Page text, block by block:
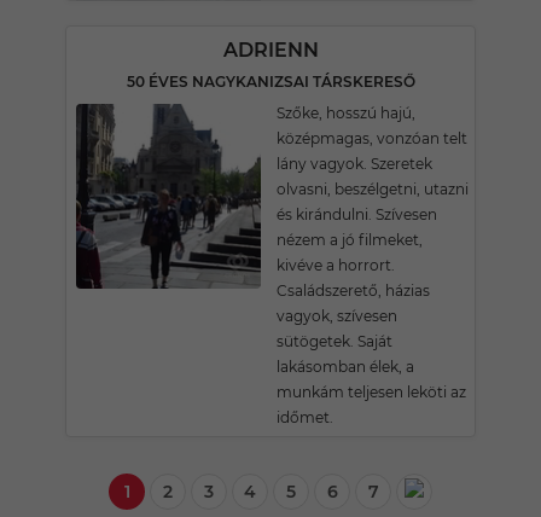
ADRIENN
50 ÉVES NAGYKANIZSAI TÁRSKERESŐ
Szőke, hosszú hajú,
középmagas, vonzóan telt
lány vagyok. Szeretek
olvasni, beszélgetni, utazni
és kirándulni. Szívesen
nézem a jó filmeket,
kivéve a horrort.
Családszerető, házias
vagyok, szívesen
sütögetek. Saját
lakásomban élek, a
munkám teljesen leköti az
időmet.
1 2 3 4 5 6 7